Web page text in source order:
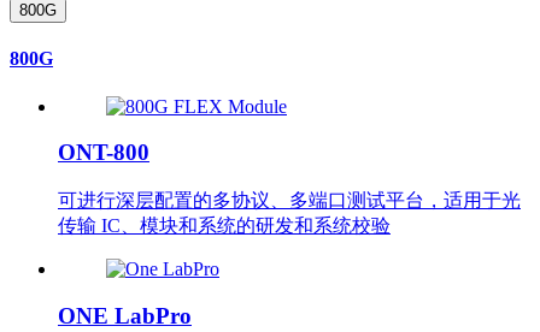
800G
800G
ONT-800
可进行深层配置的多协议、多端口测试平台，适用于光
传输 IC、模块和系统的研发和系统校验
ONE LabPro